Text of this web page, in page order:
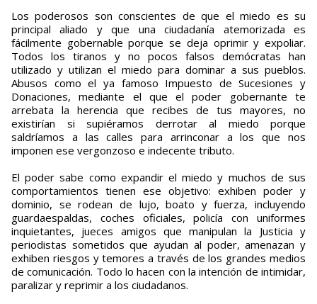
Los poderosos son conscientes de que el miedo es su
principal aliado y que una ciudadanía atemorizada es
fácilmente gobernable porque se deja oprimir y expoliar.
Todos los tiranos y no pocos falsos demócratas han
utilizado y utilizan el miedo para dominar a sus pueblos.
Abusos como el ya famoso Impuesto de Sucesiones y
Donaciones, mediante el que el poder gobernante te
arrebata la herencia que recibes de tus mayores, no
existirían si supiéramos derrotar al miedo porque
saldríamos a las calles para arrinconar a los que nos
imponen ese vergonzoso e indecente tributo.
El poder sabe como expandir el miedo y muchos de sus
comportamientos tienen ese objetivo: exhiben poder y
dominio, se rodean de lujo, boato y fuerza, incluyendo
guardaespaldas, coches oficiales, policía con uniformes
inquietantes, jueces amigos que manipulan la Justicia y
periodistas sometidos que ayudan al poder, amenazan y
exhiben riesgos y temores a través de los grandes medios
de comunicación. Todo lo hacen con la intención de intimidar,
paralizar y reprimir a los ciudadanos.